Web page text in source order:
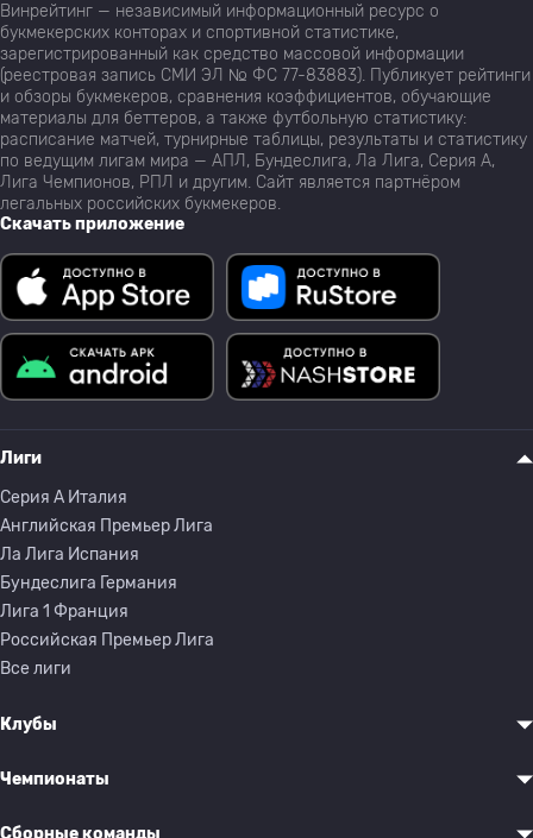
Винрейтинг — независимый информационный ресурс о
букмекерских конторах и спортивной статистике,
зарегистрированный как средство массовой информации
(реестровая запись СМИ ЭЛ № ФС 77-83883). Публикует рейтинги
и обзоры букмекеров, сравнения коэффициентов, обучающие
материалы для беттеров, а также футбольную статистику:
расписание матчей, турнирные таблицы, результаты и статистику
по ведущим лигам мира — АПЛ, Бундеслига, Ла Лига, Серия А,
Лига Чемпионов, РПЛ и другим. Сайт является партнёром
легальных российских букмекеров.
Скачать приложение
Лиги
Серия A Италия
Английская Премьер Лига
Ла Лига Испания
Бундеслига Германия
Лига 1 Франция
Российская Премьер Лига
Все лиги
Клубы
Чемпионаты